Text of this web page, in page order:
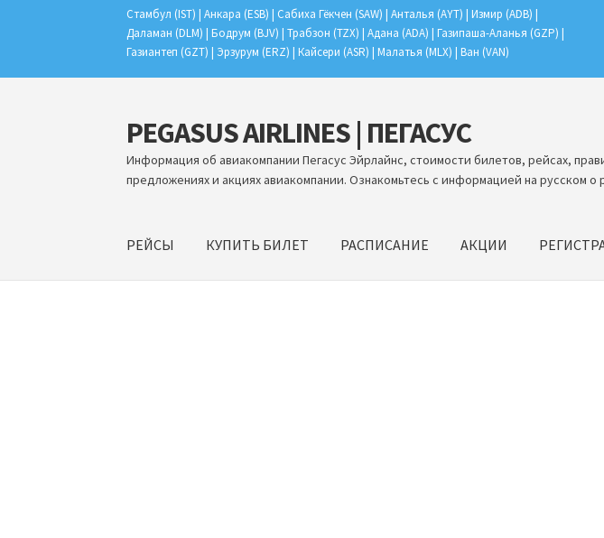
Стамбул (IST) | Анкара (ESB) | Сабиха Гёкчен (SAW) | Анталья (AYT) | Измир (ADB) |
Даламан (DLM) | Бодрум (BJV) | Трабзон (TZX) | Адана (ADA) | Газипаша-Аланья (GZP) |
Газиантеп (GZT) | Эрзурум (ERZ) | Кайсери (ASR) | Малатья (MLX) | Ван (VAN)
Перейти
к
навигации
Перейти
к
содержимому
PEGASUS AIRLINES | ПЕГАСУС
Информация об авиакомпании Пегасус Эйрлайнс, стоимости билетов, рейсах,
предложениях и акциях авиакомпании. Ознакомьтесь с информацией на русском о
РЕЙСЫ КУПИТЬ БИЛЕТ РАСПИСАНИЕ АКЦИИ